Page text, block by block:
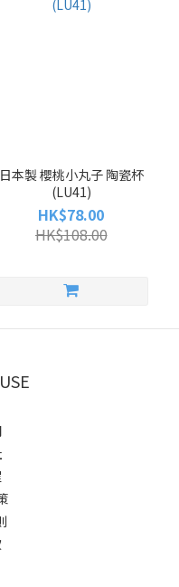
日本製 櫻桃小丸子 陶瓷杯
(LU41)
HK$78.00
HK$108.00